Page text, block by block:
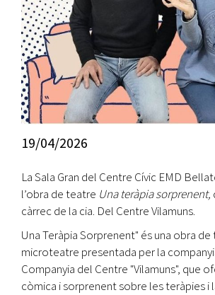
19/04/2026
La Sala Gran del Centre Cívic EMD
l’obra de teatre Una teràpia sorprenent,
càrrec de la cia. Del Centre Vilamuns.
Una Teràpia Sorprenent" és una obra
microteatre presentada per la
Companyia del Centre "Vilamuns", que
còmica i sorprenent sobre les teràpies i